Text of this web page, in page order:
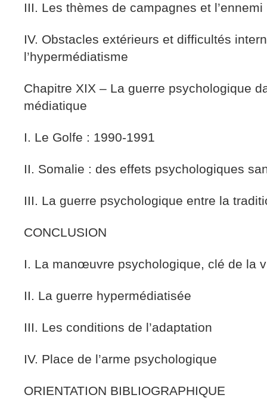
III. Les thèmes de campagnes et
IV. Obstacles extérieurs et difficultés
l’hypermédiatisme
Chapitre XIX – La guerre psychologique
médiatique
I. Le Golfe : 1990-1991
II. Somalie : des effets psychologiques
III. La guerre psychologique entre la
CONCLUSION
I. La manœuvre psychologique, clé de la
II. La guerre hypermédiatisée
III. Les conditions de l’adaptation
IV. Place de l’arme psychologique
ORIENTATION BIBLIOGRAPHIQUE